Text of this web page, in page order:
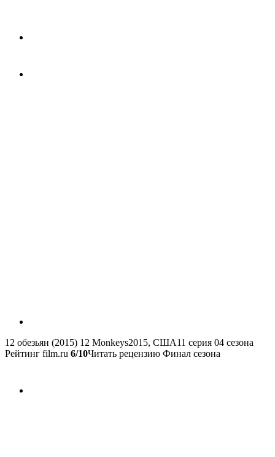
12 обезьян (2015) 12 Monkeys2015, США11 серия 04 сезона
Рейтинг film.ru 6/10Читать рецензию Финал сезона